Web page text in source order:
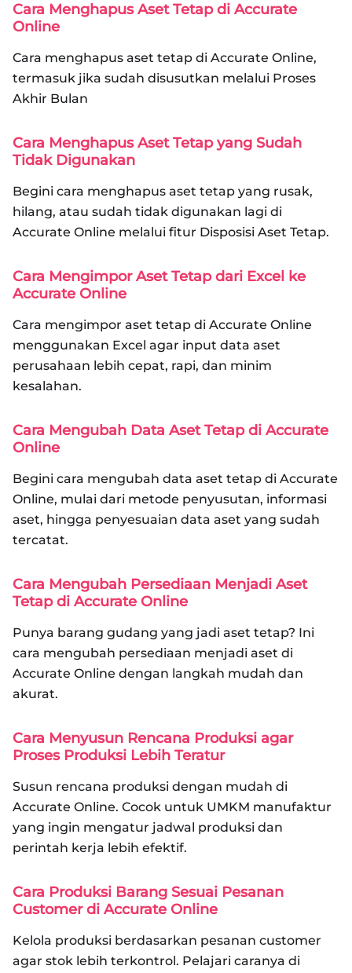
Cara Menghapus Aset Tetap di Accurate
Online
Cara menghapus aset tetap di Accurate Online,
termasuk jika sudah disusutkan melalui Proses
Akhir Bulan
Cara Menghapus Aset Tetap yang Sudah
Tidak Digunakan
Begini cara menghapus aset tetap yang rusak,
hilang, atau sudah tidak digunakan lagi di
Accurate Online melalui fitur Disposisi Aset Tetap.
Cara Mengimpor Aset Tetap dari Excel ke
Accurate Online
Cara mengimpor aset tetap di Accurate Online
menggunakan Excel agar input data aset
perusahaan lebih cepat, rapi, dan minim
kesalahan.
Cara Mengubah Data Aset Tetap di Accurate
Online
Begini cara mengubah data aset tetap di Accurate
Online, mulai dari metode penyusutan, informasi
aset, hingga penyesuaian data aset yang sudah
tercatat.
Cara Mengubah Persediaan Menjadi Aset
Tetap di Accurate Online
Punya barang gudang yang jadi aset tetap? Ini
cara mengubah persediaan menjadi aset di
Accurate Online dengan langkah mudah dan
akurat.
Cara Menyusun Rencana Produksi agar
Proses Produksi Lebih Teratur
Susun rencana produksi dengan mudah di
Accurate Online. Cocok untuk UMKM manufaktur
yang ingin mengatur jadwal produksi dan
perintah kerja lebih efektif.
Cara Produksi Barang Sesuai Pesanan
Customer di Accurate Online
Kelola produksi berdasarkan pesanan customer
agar stok lebih terkontrol. Pelajari caranya di